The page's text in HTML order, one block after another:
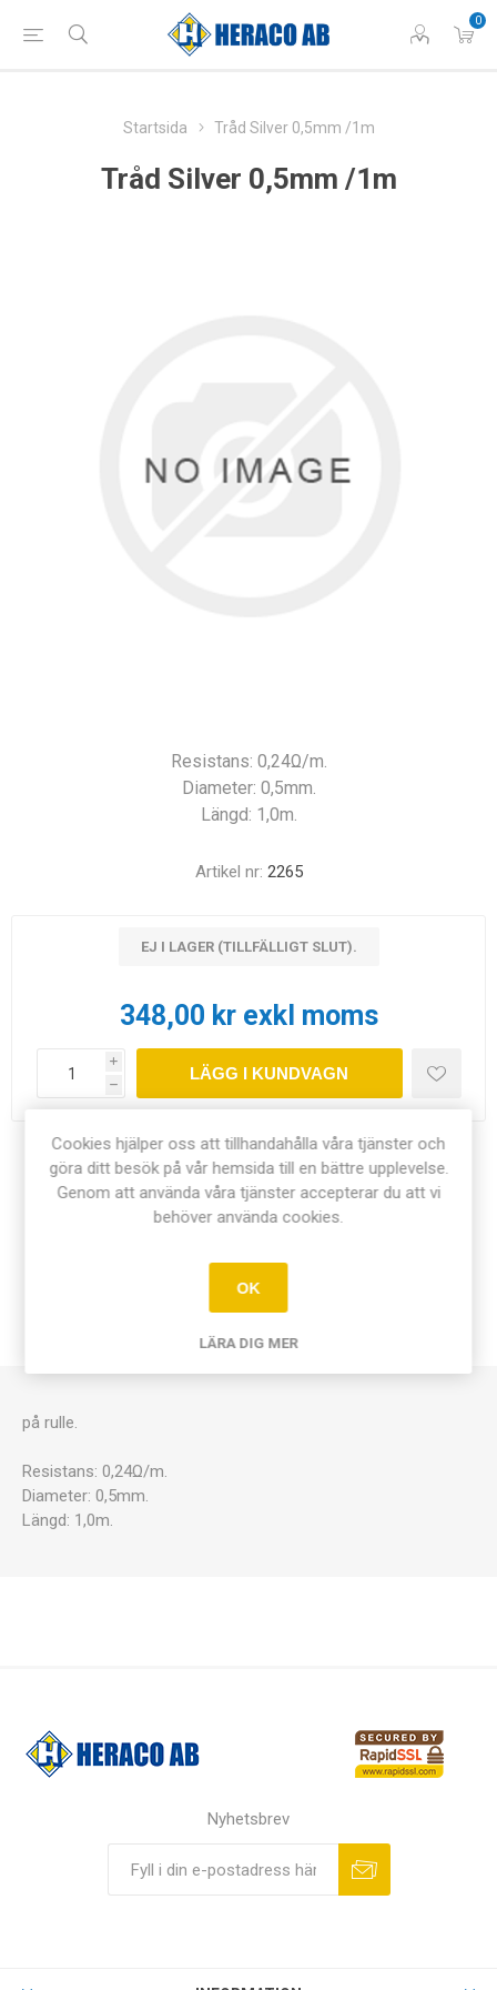
0
Startsida Tråd Silver 0,5mm /1m
Tråd Silver 0,5mm /1m
Resistans: 0,24Ω/m.
Diameter: 0,5mm.
Längd: 1,0m.
Artikel nr: 2265
EJ I LAGER (TILLFÄLLIGT SLUT).
348,00 kr exkl moms
i
h
LÄGG I KUNDVAGN
Dela:
ÖVERSIKT
KONTAKTA OSS
på rulle.
Resistans: 0,24Ω/m.
Diameter: 0,5mm.
Längd: 1,0m.
Nyhetsbrev
Cookies hjälper oss att tillhandahålla våra tjänster och
göra ditt besök på vår hemsida till en bättre upplevelse.
Genom att använda våra tjänster accepterar du att vi
behöver använda cookies.
OK
LÄRA DIG MER